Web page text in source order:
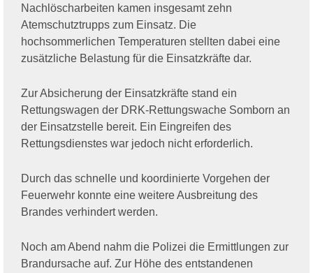
Nachlöscharbeiten kamen insgesamt zehn
Atemschutztrupps zum Einsatz. Die
hochsommerlichen Temperaturen stellten dabei eine
zusätzliche Belastung für die Einsatzkräfte dar.
Zur Absicherung der Einsatzkräfte stand ein
Rettungswagen der DRK-Rettungswache Somborn an
der Einsatzstelle bereit. Ein Eingreifen des
Rettungsdienstes war jedoch nicht erforderlich.
Durch das schnelle und koordinierte Vorgehen der
Feuerwehr konnte eine weitere Ausbreitung des
Brandes verhindert werden.
Noch am Abend nahm die Polizei die Ermittlungen zur
Brandursache auf. Zur Höhe des entstandenen